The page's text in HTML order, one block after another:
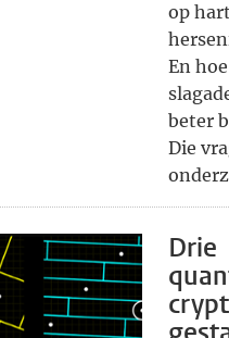
op
En
beter
Die
Drie